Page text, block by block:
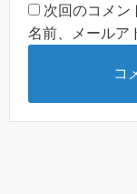
次回のコメン
名前、メールア